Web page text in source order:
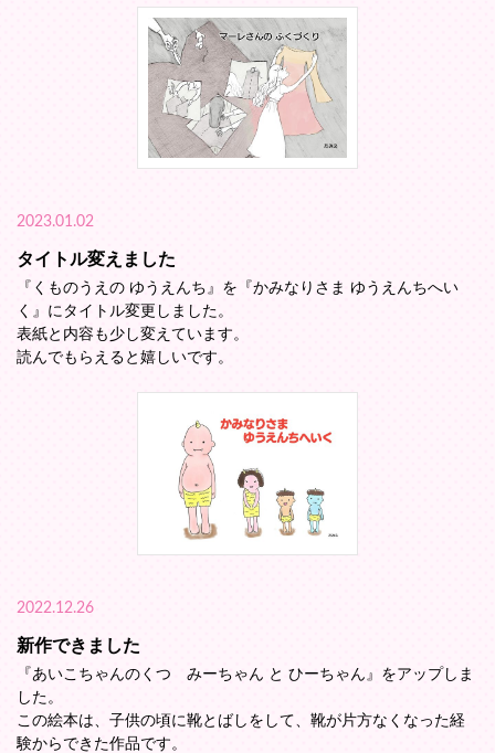
2023.01.02
タイトル変えました
『くものうえの ゆうえんち』を『かみなりさま ゆうえんちへい
く』にタイトル変更しました。
表紙と内容も少し変えています。
読んでもらえると嬉しいです。
2022.12.26
新作できました
『あいこちゃんのくつ みーちゃん と ひーちゃん』をアップしま
した。
この絵本は、子供の頃に靴とばしをして、靴が片方なくなった経
験からできた作品です。